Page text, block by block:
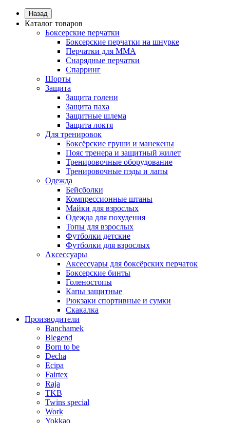
Назад
Каталог товаров
Боксерские перчатки
Боксерские перчатки на шнурке
Перчатки для ММА
Снарядные перчатки
Спарринг
Шорты
Защита
Защита голени
Защита паха
Защитные шлема
Защита локтя
Для тренировок
Боксёрские груши и манекены
Пояс тренера и защитный жилет
Тренировочные оборудование
Тренировочные пэды и лапы
Одежда
Бейсболки
Компрессионные штаны
Майки для взрослых
Одежда для похудения
Топы для взрослых
Футболки детские
Футболки для взрослых
Аксессуары
Аксессуары для боксёрских перчаток
Боксерские бинты
Голеностопы
Капы защитные
Рюкзаки спортивные и сумки
Скакалка
Производители
Banchamek
Blegend
Born to be
Decha
Ecipa
Fairtex
Raja
TKB
Twins special
Work
Yokkao